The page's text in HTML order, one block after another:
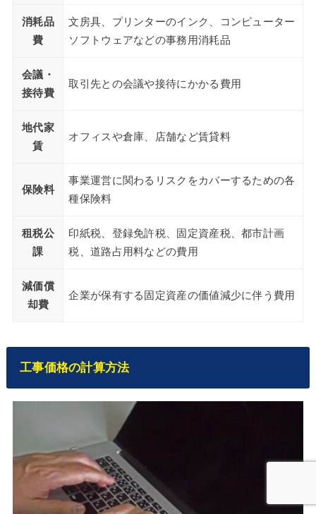
消耗品
費
文房具、プリンターのインク、コンピューター
ソフトウェアなどの事務用消耗品
会議・
接待費
取引先との会議や接待にかかる費用
地代家
賃
オフィスや倉庫、店舗など賃貸料
保険料
事業運営に関わるリスクをカバーするための各
種保険料
租税公
課
印紙税、登録免許税、固定資産税、都市計画
税、道路占用料などの費用
減価償
却費
企業が保有する固定資産の価値減少に伴う費用
工事価格の計算方法